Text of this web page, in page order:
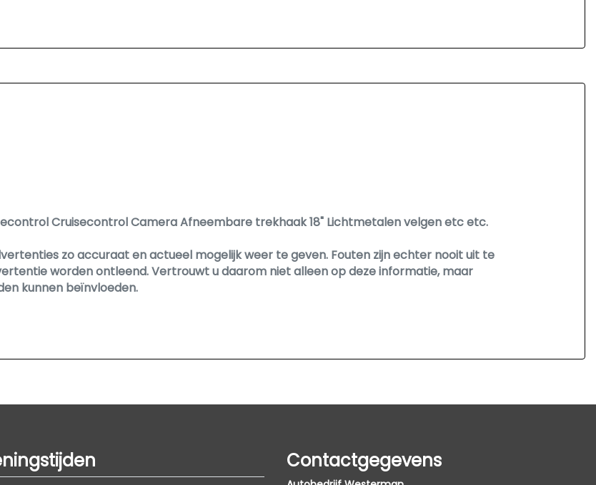
Cruisecontrol Camera Afneembare trekhaak 18" Lichtmetalen velgen etc etc.
zo accuraat en actueel mogelijk weer te geven. Fouten zijn echter nooit uit te
worden ontleend. Vertrouwt u daarom niet alleen op deze informatie, maar
kunnen beïnvloeden.
Contactgegevens